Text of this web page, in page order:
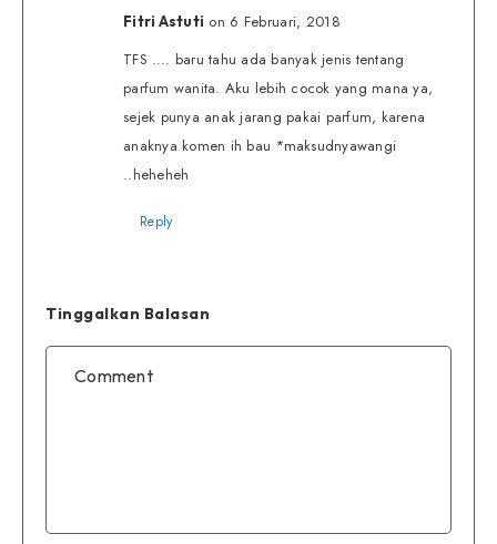
Fitri Astuti on 6 Februari, 2018
TFS …. baru tahu ada banyak jenis tentang
parfum wanita. Aku lebih cocok yang mana ya,
sejek punya anak jarang pakai parfum, karena
anaknya komen ih bau *maksudnyawangi
..heheheh
Reply
Tinggalkan Balasan